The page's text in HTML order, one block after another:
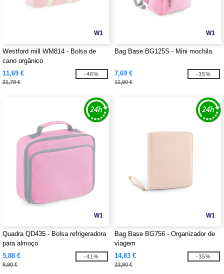
W1
Westford mill WM814 - Bolsa de
cano orgânico
11,69 €
21,78 €
-46%
W1
Bag Base BG125S - Mini mochila
7,69 €
11,90 €
-35%
W1
Quadra QD435 - Bolsa refrigeradora
para almoço
5,88 €
9,90 €
-41%
W1
Bag Base BG756 - Organizador de
viagem
14,83 €
22,90 €
-35%